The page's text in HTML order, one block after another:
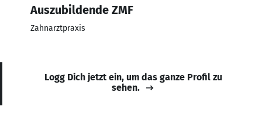
Auszubildende ZMF
Zahnarztpraxis
Logg Dich jetzt ein, um das ganze Profil zu
sehen.